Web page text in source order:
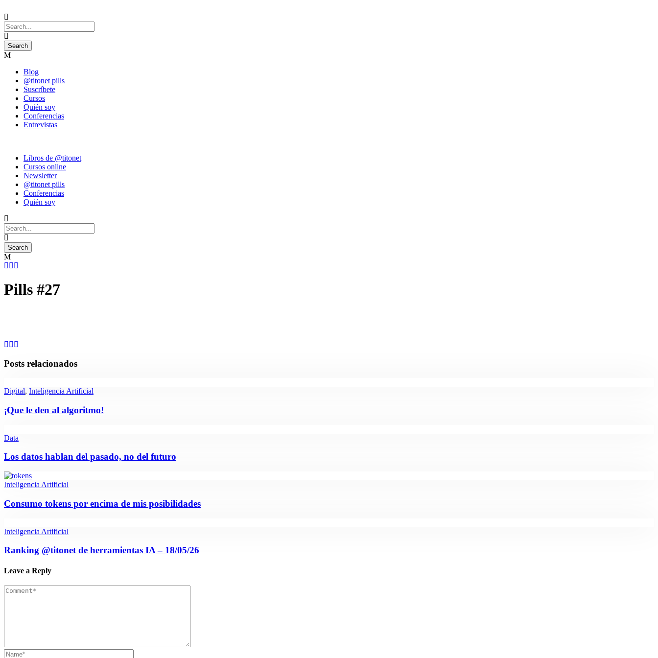
Blog
@titonet pills
Suscríbete
Cursos
Quién soy
Conferencias
Entrevistas
Libros de @titonet
Cursos online
Newsletter
@titonet pills
Conferencias
Quién soy
Pills #27
Posts relacionados
Digital, Inteligencia Artificial
¡Que le den al algoritmo!
Data
Los datos hablan del pasado, no del futuro
Inteligencia Artificial
Consumo tokens por encima de mis posibilidades
Inteligencia Artificial
Ranking @titonet de herramientas IA – 18/05/26
Leave a Reply